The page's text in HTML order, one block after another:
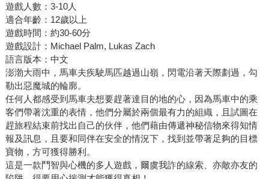
遊戲人數：3-10人
適合年齡：12歲以上
遊戲時間：約30-60分
遊戲設計：Michael Palm, Lukas Zach
語言版本：中文
澎渤大雨中，馬車夫疾駛馬匹越過山嶺，閃電沿著天際劃過，勾
勒出惡魔城的輪廓。
任何人都感受到馬車夫想要趕著達目的地的心，因為馬車中的乘
客們帶著沈重的表情，他們分屬於兩個最有力的組織，且試圖在
趕旅程結束前找出自己的伙伴，他們藉由傳遞神秘信物來得知情
報及訊息，且要和同伴在安全的情況下，找到並帶著足夠的目標
寶物，方可獲得勝利。
這是一款鬥智與心機的多人遊戲，爾虞我詐的線索、亦敵亦友的